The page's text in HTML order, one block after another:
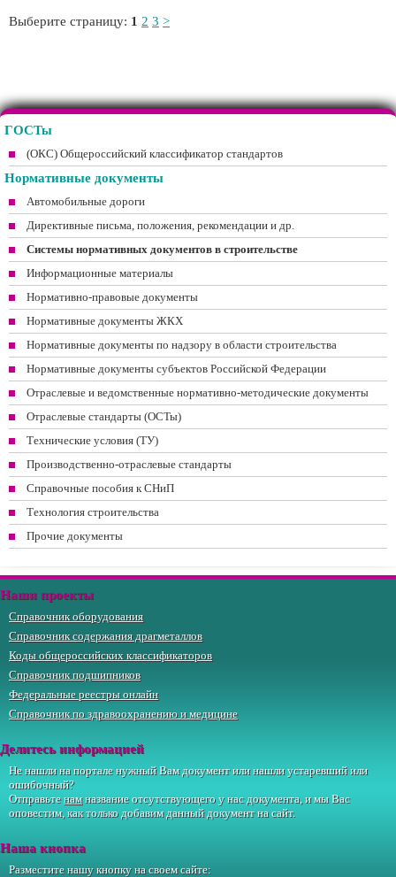
Выберите страницу: 1 2 3 >
ГОСТы
(ОКС) Общероссийский классификатор стандартов
Нормативные документы
Автомобильные дороги
Директивные письма, положения, рекомендации и др.
Системы нормативных документов в строительстве
Информационные материалы
Нормативно-правовые документы
Нормативные документы ЖКХ
Нормативные документы по надзору в области строительства
Нормативные документы субъектов Российской Федерации
Отраслевые и ведомственные нормативно-методические документы
Отраслевые стандарты (ОСТы)
Технические условия (ТУ)
Производственно-отраслевые стандарты
Справочные пособия к СНиП
Технология строительства
Прочие документы
Наши проекты
Справочник оборудования
Справочник содержания драгметаллов
Коды общероссийских классификаторов
Справочник подшипников
Федеральные реестры онлайн
Справочник по здравоохранению и медицине
Делитесь информацией
Не нашли на портале нужный Вам документ или нашли устаревший или
ошибочный?
Отправьтенамназвание отсутствующего у нас документа, и мы Вас
оповестим, как только добавим данный документ на сайт.
Наша кнопка
Разместите нашу кнопку на своем сайте: